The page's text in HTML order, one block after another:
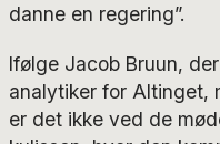
danne en regering”.
Ifølge Jacob Bruun,
analytiker for Altinget,
er det ikke ved de